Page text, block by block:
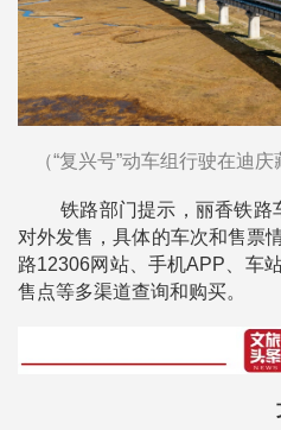
（“复兴号”动车组行驶在迪
铁路部门提示，丽香铁路
对外发售，具体的车次和售票
路12306网站、手机APP、车
售点等多渠道查询和购买。